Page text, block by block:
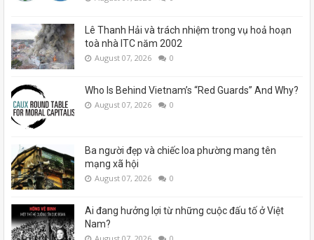
Lê Thanh Hải và trách nhiệm trong vụ hoả hoạn
toà nhà ITC năm 2002
August 07, 2026 0
Who Is Behind Vietnam’s “Red Guards” And Why?
August 07, 2026 0
Ba người đẹp và chiếc loa phường mang tên
mạng xã hội
August 07, 2026 0
Ai đang hưởng lợi từ những cuộc đấu tố ở Việt
Nam?